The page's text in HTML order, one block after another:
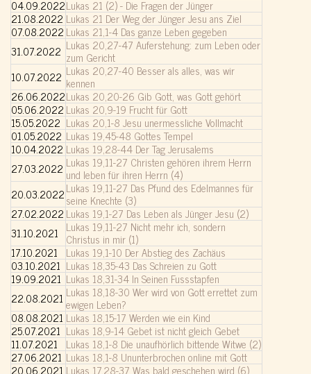
04.09.2022Lukas 21 (2) - Die Fragen der Jünger
21.08.2022 Lukas 21 Der Weg der Jünger Jesu ans Ziel
07.08.2022 Lukas 21,1-4 Das ganze Leben gegeben
31.07.2022 Lukas 20,27-47 Auferstehung: zum Leben oder
zum Gericht
10.07.2022 Lukas 20,27-40 Besser als alles, was wir
kennen
26.06.2022Lukas 20,20-26 Gib Gott, was Gott gehört
05.06.2022 Lukas 20,9-19 Frucht für Gott
15.05.2022 Lukas 20,1-8 Jesu unermessliche Vollmacht
01.05.2022 Lukas 19,45-48 Gottes Tempel
10.04.2022 Lukas 19,28-44 Der Tag Jerusalems
27.03.2022 Lukas 19,11-27 Christen gehören ihrem Herrn
und leben für ihren Herrn (4)
20.03.2022Lukas 19,11-27 Das Pfund des Edelmannes für
seine Knechte (3)
27.02.2022 Lukas 19,1-27 Das Leben als Jünger Jesu (2)
31.10.2021 Lukas 19,11-27 Nicht mehr ich, sondern
Christus in mir (1)
17.10.2021 Lukas 19,1-10 Der Abstieg des Zachäus
03.10.2021 Lukas 18,35-43 Das Schreien zu Gott
19.09.2021 Lukas 18,31-34 In Seinen Fussstapfen
22.08.2021 Lukas 18,18-30 Wer wird von Gott errettet zum
ewigen Leben?
08.08.2021 Lukas 18,15-17 Werden wie ein Kind
25.07.2021 Lukas 18,9-14 Gebet ist nicht gleich Gebet
11.07.2021 Lukas 18,1-8 Die unaufhörlich bittende Witwe (2)
27.06.2021 Lukas 18,1-8 Ununterbrochen online mit Gott
20.06.2021 Lukas 17,28-37 Was bald geschehen wird (6)